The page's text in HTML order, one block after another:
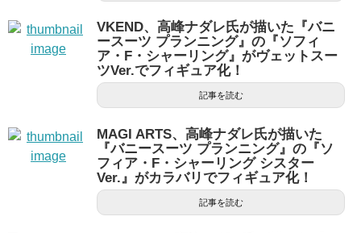
VKEND、高峰ナダレ氏が描いた『バニ
ースーツ プランニング』の『ソフィ
ア・F・シャーリング』がヴェットスー
ツVer.でフィギュア化！
記事を読む
MAGI ARTS、高峰ナダレ氏が描いた
『バニースーツ プランニング』の『ソ
フィア・F・シャーリング シスター
Ver.』がカラバリでフィギュア化！
記事を読む